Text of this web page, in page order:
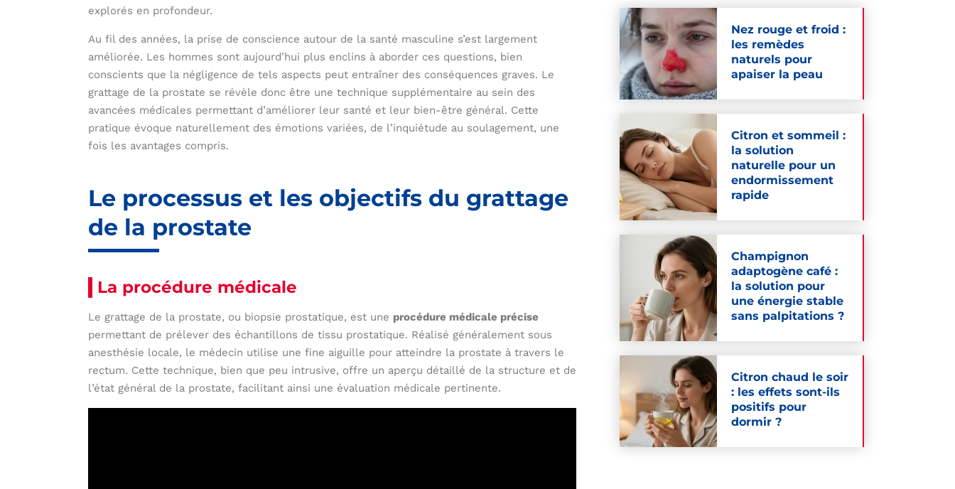
explorés en profondeur.
Au fil des années, la prise de conscience autour de la santé masculine s’est largement
améliorée. Les hommes sont aujourd’hui plus enclins à aborder ces questions, bien
conscients que la négligence de tels aspects peut entraîner des conséquences graves. Le
grattage de la prostate se révèle donc être une technique supplémentaire au sein des
avancées médicales permettant d’améliorer leur santé et leur bien-être général. Cette
pratique évoque naturellement des émotions variées, de l’inquiétude au soulagement, une
fois les avantages compris.
Le processus et les objectifs du grattage
de la prostate
La procédure médicale
Le grattage de la prostate, ou biopsie prostatique, est une procédure médicale précise
permettant de prélever des échantillons de tissu prostatique. Réalisé généralement sous
anesthésie locale, le médecin utilise une fine aiguille pour atteindre la prostate à travers le
rectum. Cette technique, bien que peu intrusive, offre un aperçu détaillé de la structure et de
l’état général de la prostate, facilitant ainsi une évaluation médicale pertinente.
Nez rouge et froid :
les remèdes
naturels pour
apaiser la peau
Citron et sommeil :
la solution
naturelle pour un
endormissement
rapide
Champignon
adaptogène café :
la solution pour
une énergie stable
sans palpitations ?
Citron chaud le soir
: les effets sont-ils
positifs pour
dormir ?